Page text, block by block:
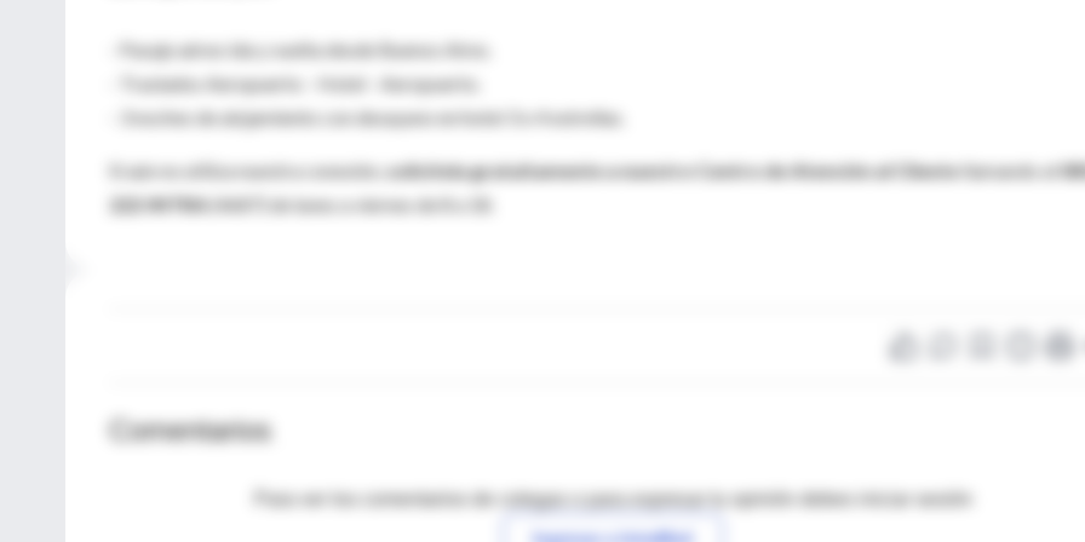
- Pasaje aéreo ida y vuelta desde Buenos Aires.
- Traslados Aeropuerto - Hotel - Aeropuerto.
- 3 noches de alojamiento con desayuno en hotel 3 o 4 estrellas.
Si aún no utiliza nuestra conexión, solicítela gratuitamente a nuestro Centro de Atención al Clientellamando al
222-INTRA (4687) de lunes a viernes de 8 a 18.
Comentarios
Para ver los comentarios de colegas o para expresar tu opinión debes iniciar sesión